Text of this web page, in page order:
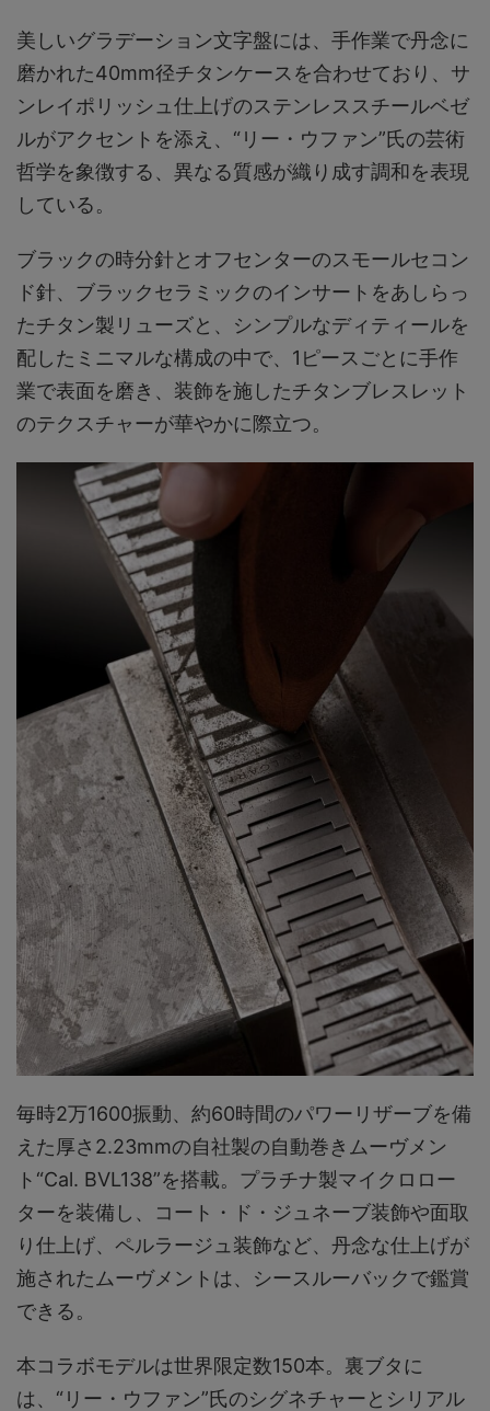
美しいグラデーション文字盤には、手作業で丹念に
磨かれた40mm径チタンケースを合わせており、サ
ンレイポリッシュ仕上げのステンレススチールベゼ
ルがアクセントを添え、“リー・ウファン”氏の芸術
哲学を象徴する、異なる質感が織り成す調和を表現
している。
ブラックの時分針とオフセンターのスモールセコン
ド針、ブラックセラミックのインサートをあしらっ
たチタン製リューズと、シンプルなディティールを
配したミニマルな構成の中で、1ピースごとに手作
業で表面を磨き、装飾を施したチタンブレスレット
のテクスチャーが華やかに際立つ。
毎時2万1600振動、約60時間のパワーリザーブを備
えた厚さ2.23mmの自社製の自動巻きムーヴメン
ト“Cal. BVL138”を搭載。プラチナ製マイクロロー
ターを装備し、コート・ド・ジュネーブ装飾や面取
り仕上げ、ペルラージュ装飾など、丹念な仕上げが
施されたムーヴメントは、シースルーバックで鑑賞
できる。
本コラボモデルは世界限定数150本。裏ブタに
は、“リー・ウファン”氏のシグネチャーとシリアル